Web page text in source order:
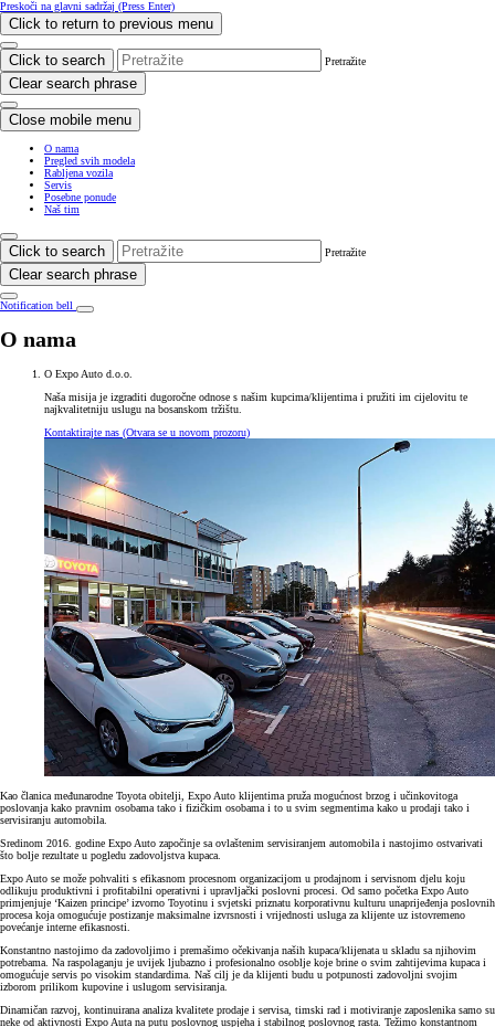
Preskoči na glavni sadržaj (Press Enter)
Click to return to previous menu
Click to search Pretražite
Clear search phrase
Close mobile menu
O nama
Pregled svih modela
Rabljena vozila
Servis
Posebne ponude
Naš tim
Click to search Pretražite
Clear search phrase
Notification bell
O nama
O Expo Auto d.o.o.
Naša misija je izgraditi dugoročne odnose s našim kupcima/klijentima i pružiti im cijelovitu te
najkvalitetniju uslugu na bosanskom tržištu.
Kontaktirajte nas (Otvara se u novom prozoru)
Kao članica međunarodne Toyota obitelji, Expo Auto klijentima pruža mogućnost brzog i učinkovitoga
poslovanja kako pravnim osobama tako i fizičkim osobama i to u svim segmentima kako u prodaji tako i
servisiranju automobila.
Sredinom 2016. godine Expo Auto započinje sa ovlaštenim servisiranjem automobila i nastojimo ostvarivati
što bolje rezultate u pogledu zadovoljstva kupaca.
Expo Auto se može pohvaliti s efikasnom procesnom organizacijom u prodajnom i servisnom djelu koju
odlikuju produktivni i profitabilni operativni i upravljački poslovni procesi. Od samo početka Expo Auto
primjenjuje ‘Kaizen principe’ izvorno Toyotinu i svjetski priznatu korporativnu kulturu unaprijeđenja poslovnih
procesa koja omogućuje postizanje maksimalne izvrsnosti i vrijednosti usluga za klijente uz istovremeno
povećanje interne efikasnosti.
Konstantno nastojimo da zadovoljimo i premašimo očekivanja naših kupaca/klijenata u skladu sa njihovim
potrebama. Na raspolaganju je uvijek ljubazno i profesionalno osoblje koje brine o svim zahtijevima kupaca i
omogućuje servis po visokim standardima. Naš cilj je da klijenti budu u potpunosti zadovoljni svojim
izborom prilikom kupovine i uslugom servisiranja.
Dinamičan razvoj, kontinuirana analiza kvalitete prodaje i servisa, timski rad i motiviranje zaposlenika samo su
neke od aktivnosti Expo Auta na putu poslovnog uspjeha i stabilnog poslovnog rasta. Težimo konstantnom